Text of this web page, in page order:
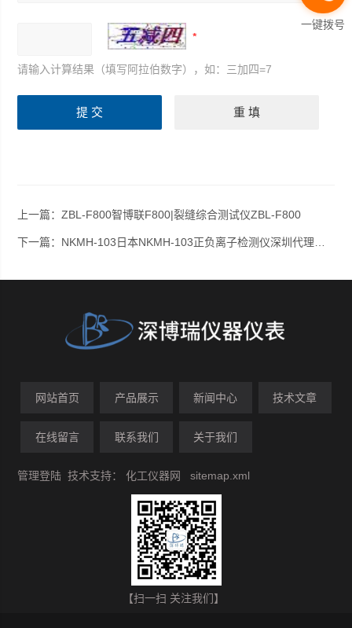
请输入计算结果（填写阿拉伯数字），如：三加四=7
上一篇：ZBL-F800智博联F800|裂缝综合测试仪ZBL-F800
下一篇： NKMH-103日本NKMH-103正负离子检测仪深圳代理销售|NKMH-103/NKMH-103正负离子检测仪
网站首页 产品展示 新闻中心 技术文章
在线留言 联系我们 关于我们
管理登陆 技术支持：化工仪器网 sitemap.xml
【扫一扫 关注我们】
一键拨号